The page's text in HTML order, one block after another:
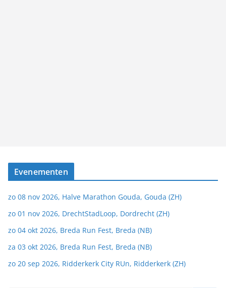
Evenementen
zo 08 nov 2026, Halve Marathon Gouda, Gouda (ZH)
zo 01 nov 2026, DrechtStadLoop, Dordrecht (ZH)
zo 04 okt 2026, Breda Run Fest, Breda (NB)
za 03 okt 2026, Breda Run Fest, Breda (NB)
zo 20 sep 2026, Ridderkerk City RUn, Ridderkerk (ZH)